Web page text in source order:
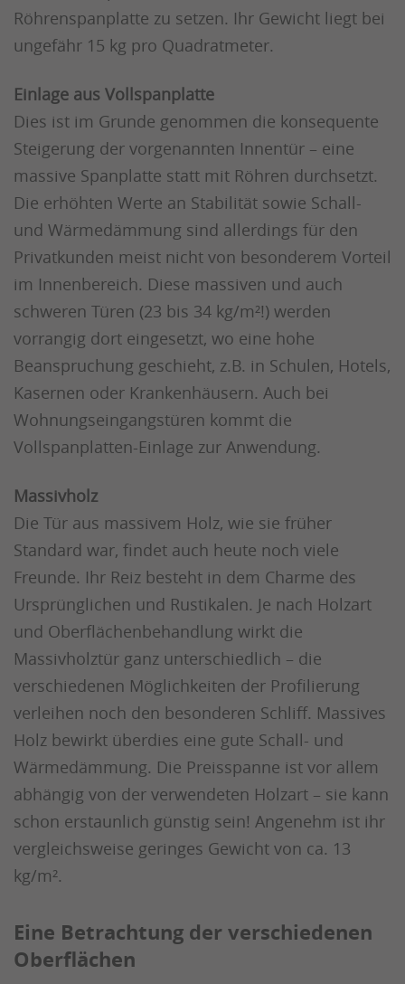
Röhrenspanplatte zu setzen. Ihr Gewicht liegt bei
ungefähr 15 kg pro Quadratmeter.
Einlage aus Vollspanplatte
Dies ist im Grunde genommen die konsequente
Steigerung der vorgenannten Innentür – eine
massive Spanplatte statt mit Röhren durchsetzt.
Die erhöhten Werte an Stabilität sowie Schall-
und Wärmedämmung sind allerdings für den
Privatkunden meist nicht von besonderem Vorteil
im Innenbereich. Diese massiven und auch
schweren Türen (23 bis 34 kg/m²!) werden
vorrangig dort eingesetzt, wo eine hohe
Beanspruchung geschieht, z.B. in Schulen, Hotels,
Kasernen oder Krankenhäusern. Auch bei
Wohnungseingangstüren kommt die
Vollspanplatten-Einlage zur Anwendung.
Massivholz
Die Tür aus massivem Holz, wie sie früher
Standard war, findet auch heute noch viele
Freunde. Ihr Reiz besteht in dem Charme des
Ursprünglichen und Rustikalen. Je nach Holzart
und Oberflächenbehandlung wirkt die
Massivholztür ganz unterschiedlich – die
verschiedenen Möglichkeiten der Profilierung
verleihen noch den besonderen Schliff. Massives
Holz bewirkt überdies eine gute Schall- und
Wärmedämmung. Die Preisspanne ist vor allem
abhängig von der verwendeten Holzart – sie kann
schon erstaunlich günstig sein! Angenehm ist ihr
vergleichsweise geringes Gewicht von ca. 13
kg/m².
Eine Betrachtung der verschiedenen
Oberflächen